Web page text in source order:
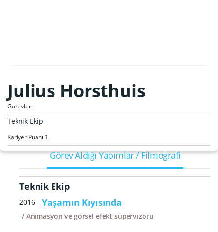
Julius Horsthuis
Görevleri
Teknik Ekip
Kariyer Puanı 1
Görev Aldığı Yapımlar / Filmografi
Teknik Ekip
2016 Yaşamın Kıyısında
Animasyon ve görsel efekt süpervizörü